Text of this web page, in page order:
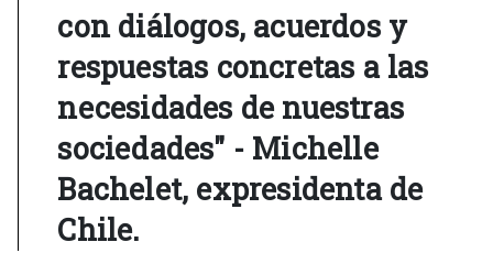
con diálogos, acuerdos y
respuestas concretas a las
necesidades de nuestras
sociedades" - Michelle
Bachelet, expresidenta de
Chile.